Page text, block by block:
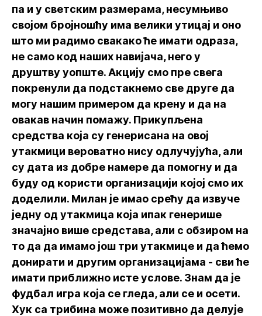
па и у светским размерама, несумњиво
својом бројношћу има велики утицај и оно
што ми радимо свакако ће имати одраза,
не само код наших навијача, него у
друштву уопште. Акцију смо пре свега
покренули да подстакнемо све друге да
могу нашим примером да крену и да на
овакав начин помажу. Прикупљена
средства која су генерисана на овој
утакмици вероватно нису одлучујућа, али
су дата из добре намере да помогну и да
буду од користи организацији којој смо их
доделили. Милан је имао срећу да извуче
једну од утакмица која ипак генерише
значајно више средстава, али с обзиром на
то да да имамо још три утакмице и да ћемо
донирати и другим организацијама - сви ће
имати приближно исте услове. Знам да је
фудбал игра која се гледа, али се и осети.
Хук са трибина може позитивно да делује